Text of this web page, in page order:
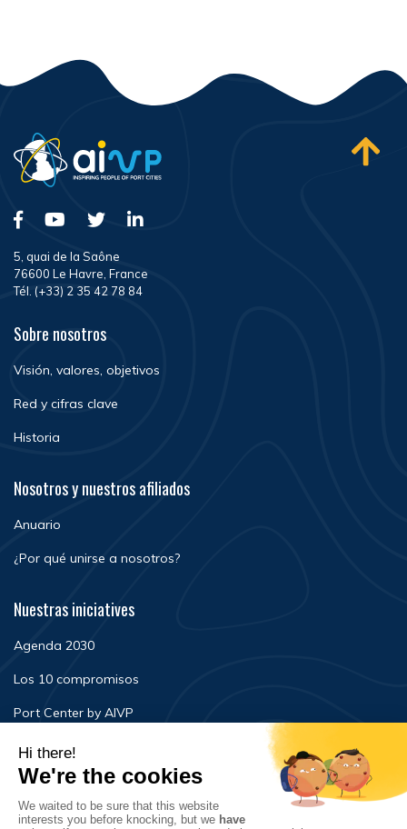
5, quai de la Saône
76600 Le Havre, France
Tél. (+33) 2 35 42 78 84
Sobre nosotros
Visión, valores, objetivos
Red y cifras clave
Historia
Nosotros y nuestros afiliados
Anuario
¿Por qué unirse a nosotros?
Nuestras iniciatives
Agenda 2030
Los 10 compromisos
Port Center by AIVP
Noticias
Eventos